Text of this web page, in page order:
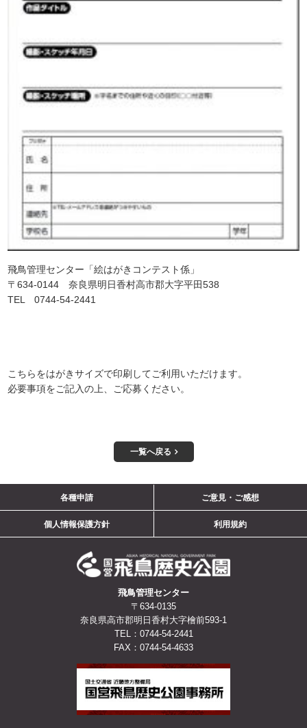
飛鳥管理センター「絵はがきコンテスト係」
〒634-0144 奈良県明日香村高市郡大字平田538
TEL 0744-54-2441
こちらをはがきサイズで印刷してご利用いただけます。
必要事項をご記入の上、ご応募ください。
一覧へ戻る
各種申請 ご意見・ご感想
個人情報保護方針 利用規約
飛鳥管理センター
〒634-0135
奈良県高市郡明日香村大字檜前593-1
TEL：0744-54-2441
FAX：0744-54-4633